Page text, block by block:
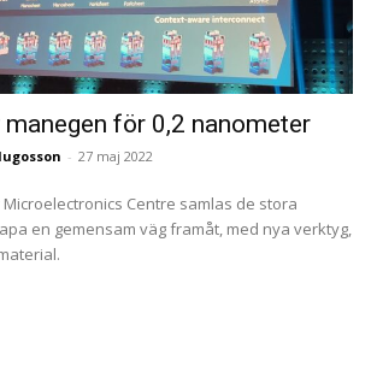
manegen för 0,2 nanometer
- 27 maj 2022
Centre samlas de stora
en gemensam väg framåt, med nya verktyg,